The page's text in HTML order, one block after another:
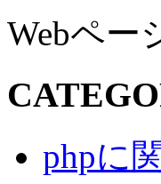
Webペー
phpに